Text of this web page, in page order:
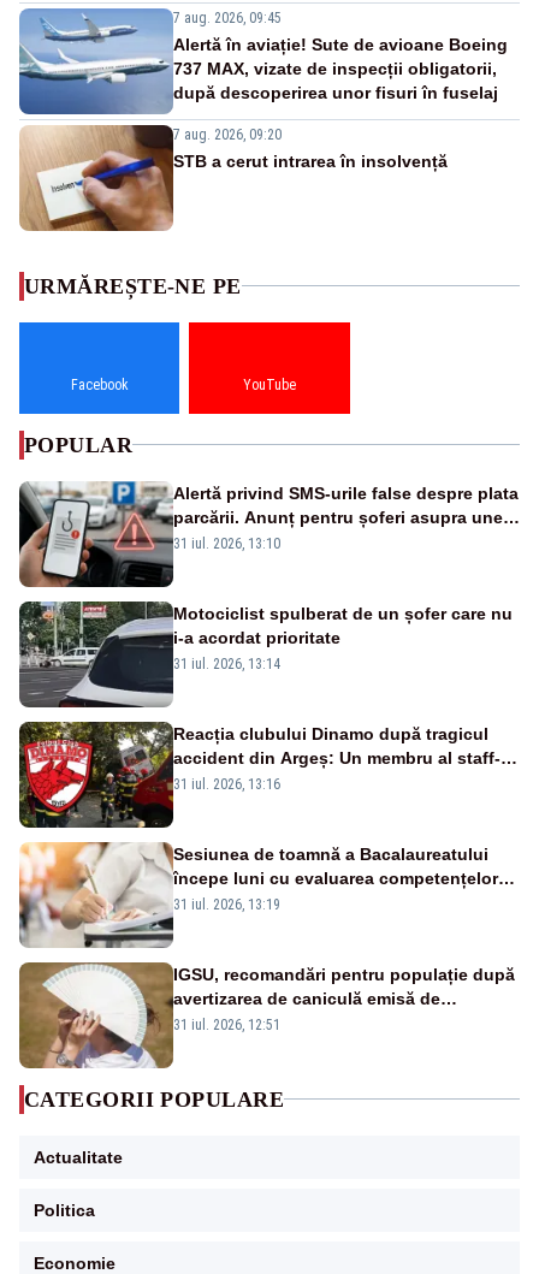
7 aug. 2026, 09:45
Alertă în aviație! Sute de avioane Boeing
737 MAX, vizate de inspecții obligatorii,
după descoperirea unor fisuri în fuselaj
7 aug. 2026, 09:20
STB a cerut intrarea în insolvență
URMĂREȘTE-NE PE
Facebook YouTube
POPULAR
Alertă privind SMS-urile false despre plata
parcării. Anunț pentru șoferi asupra unei
noi metode de fraudă online
31 iul. 2026, 13:10
Motociclist spulberat de un șofer care nu
i-a acordat prioritate
31 iul. 2026, 13:14
Reacția clubului Dinamo după tragicul
accident din Argeș: Un membru al staff-
ului medical a murit, antrenorul Adrian
31 iul. 2026, 13:16
Sesiunea de toamnă a Bacalaureatului
începe luni cu evaluarea competențelor
orale la Limba română
31 iul. 2026, 13:19
IGSU, recomandări pentru populație după
avertizarea de caniculă emisă de
meteorologi
31 iul. 2026, 12:51
CATEGORII POPULARE
Actualitate
Politica
Economie